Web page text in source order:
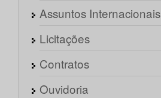
Assuntos Internacionais
Licitações
Contratos
Ouvidoria